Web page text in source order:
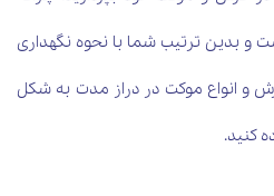
و بدین ترتیب شما با نحوه نگهداری
و انواع موکت در دراز مدت به شکل
کنید.